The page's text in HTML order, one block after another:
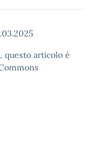
questo articolo è